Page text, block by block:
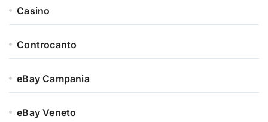
Casino
Controcanto
eBay Campania
eBay Veneto